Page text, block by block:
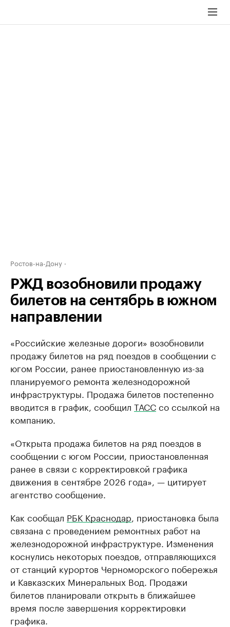
Ростов-на-Дону
РЖД возобновили продажу
билетов на сентябрь в южном
направлении
«Российские железные дороги» возобновили
продажу билетов на ряд поездов в сообщении с
югом России, ранее приостановленную из-за
планируемого ремонта железнодорожной
инфраструктуры. Продажа билетов постепенно
вводится в график, сообщил ТАССсо ссылкой на
компанию.
«Открыта продажа билетов на ряд поездов в
сообщении с югом России, приостановленная
ранее в связи с корректировкой графика
движения в сентябре 2026 года», — цитирует
агентство сообщение.
Как сообщал РБК Краснодар , приостановка была
связана с проведением ремонтных работ на
железнодорожной инфраструктуре. Изменения
коснулись некоторых поездов, отправляющихся
от станций курортов Черноморского побережья
и Кавказских Минеральных Вод. Продажи
билетов планировали открыть в ближайшее
время после завершения корректировки
графика.